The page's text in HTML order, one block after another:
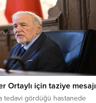
Ortaylı için taziye mesajı
tedavi gördüğü hastanede